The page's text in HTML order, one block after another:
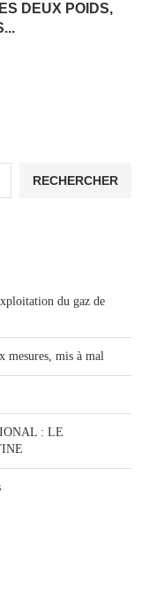
DEUX POIDS,
RECHERCHER
du gaz de
mesures, mis à mal
: LE